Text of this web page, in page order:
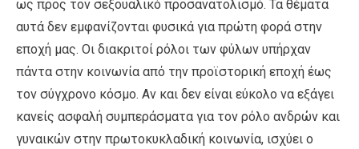
ως προς τον σεξουαλικό προσανατολισμό. Τα θέματα
αυτά δεν εμφανίζονται φυσικά για πρώτη φορά στην
εποχή μας. Οι διακριτοί ρόλοι των φύλων υπήρχαν
πάντα στην κοινωνία από την προϊστορική εποχή έως
τον σύγχρονο κόσμο. Αν και δεν είναι εύκολο να εξάγει
κανείς ασφαλή συμπεράσματα για τον ρόλο ανδρών και
γυναικών στην πρωτοκυκλαδική κοινωνία, ισχύει ο